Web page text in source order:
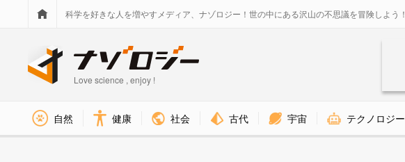
科学を好きな人を増やすメディア、ナゾロジー！世の中にある沢山の不思議を冒険しよう！
Love science , enjoy !
自然 健康 社会 古代 宇宙 テクノロジー